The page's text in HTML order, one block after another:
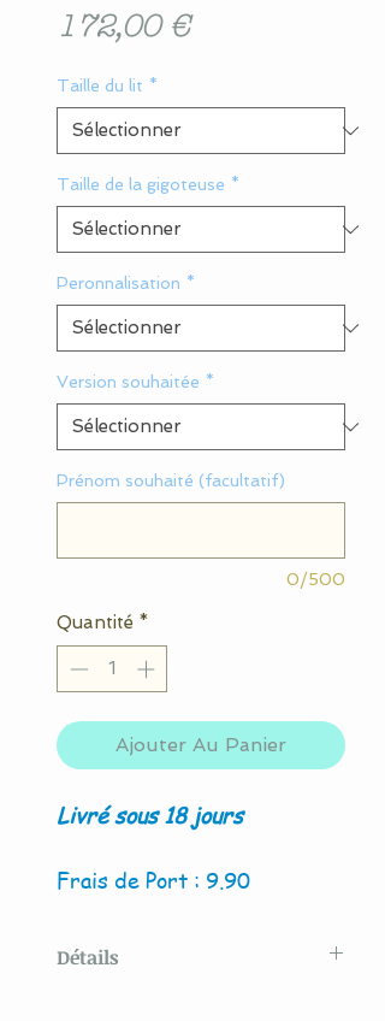
172,00 €Prix
Taille du lit *
Taille de la gigoteuse *
Peronnalisation *
Version souhaitée *
Prénom souhaité (facultatif)
0/500
Quantité *
Ajouter Au Panier
Livré sous 18 jours
Frais de Port : 9.90
Détails